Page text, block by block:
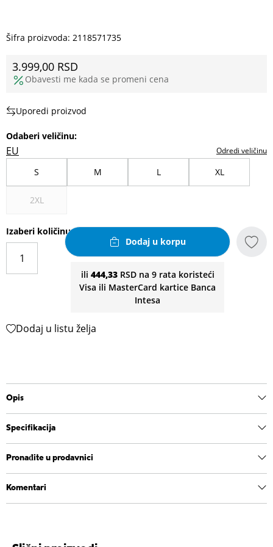
Šifra proizvoda: 2118571735
3.999,00 RSD
Obavesti me kada se promeni cena
Uporedi proizvod
Odaberi veličinu:
EU Odredi veličinu
S M L XL
2XL
Izaberi količinu
Dodaj u korpu
ili 444,33RSD na 9 rata koristeći
Visa ili MasterCard kartice Banca
Intesa
Dodaj u listu želja
Opis
Specifikacija
Pronađite u prodavnici
Komentari